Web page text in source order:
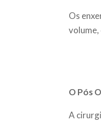
Os
volume,
O Pós
A